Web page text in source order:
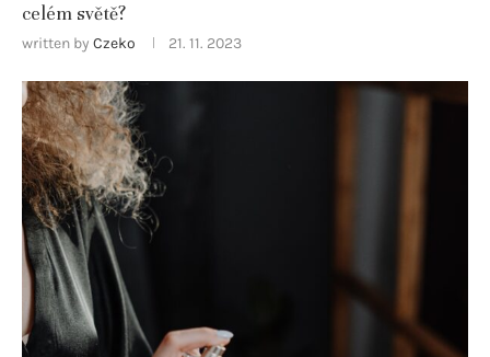
celém světě?
written by Czeko 21. 11. 2023